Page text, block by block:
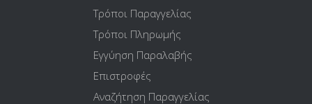
Τρόποι Παραγγελίας
Τρόποι Πληρωμής
Εγγύηση Παραλαβής
Επιστροφές
Αναζήτηση Παραγγελίας